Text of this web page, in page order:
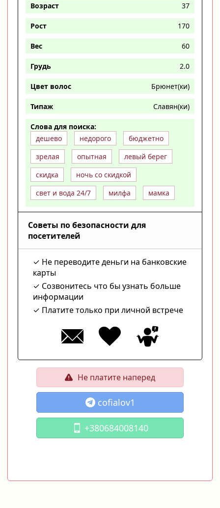
Возраст 37
Рост 170
Вес 60
Грудь 2.0
Цвет волос Брюнет(ки)
Типаж Славян(ки)
Слова для поиска:
дешево
недорого
бюджетно
зрелая
опытная
левый берег
скидка
ночь со скидкой
свет и вода 24/7
милфа мамка
Советы по безопасности для
посетителей
Не переводите деньги на банковские
карты
Созвонитесь что бы узнать больше
информации
Платите только при личной встрече
Не платите наперед
cofialov1
+380684008140